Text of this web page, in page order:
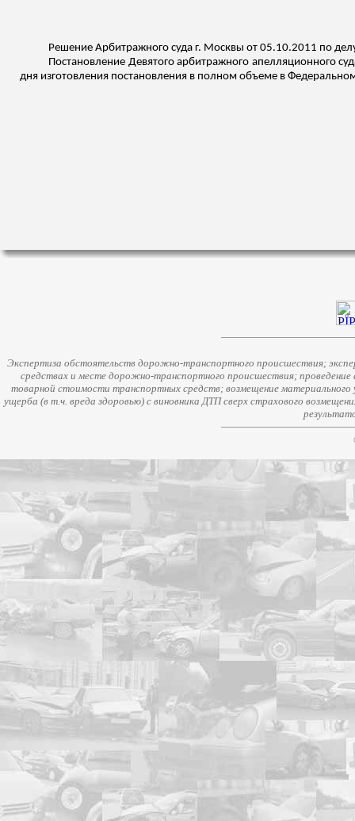
Решение Арбитражного суда г. Москвы от 05.10.2011 по
Постановление Девятого арбитражного апелляционного
дня изготовления постановления в полном объеме в
Экспертиза обстоятельств дорожно-транспортного происшествия;
средствах и месте дорожно-транспортного происшествия;
товарной стоимости транспортных средств; возмещение
ущерба (в т.ч. вреда здоровью) с виновника ДТП сверх страхового